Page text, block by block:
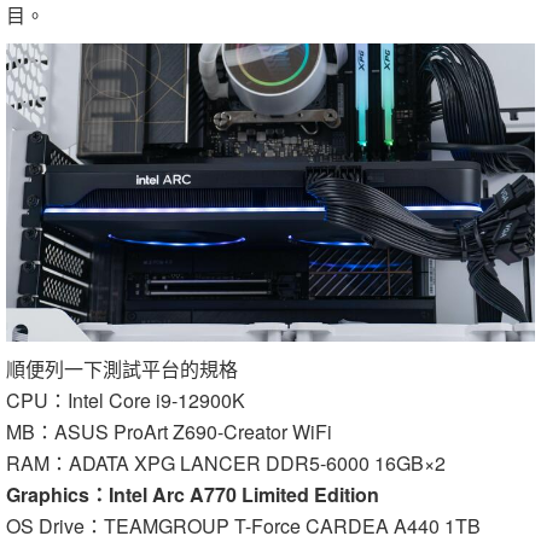
目。
順便列一下測試平台的規格
CPU：Intel Core i9-12900K
MB：ASUS ProArt Z690-Creator WiFi
RAM：ADATA XPG LANCER DDR5-6000 16GB×2
Graphics：Intel Arc A770 Limited Edition
OS Drive：TEAMGROUP T-Force CARDEA A440 1TB